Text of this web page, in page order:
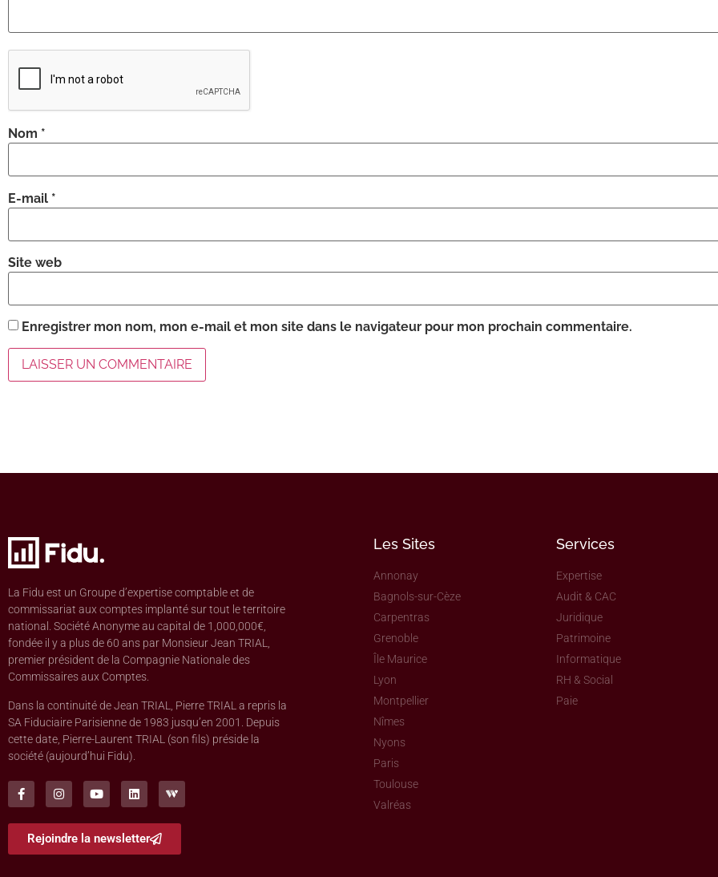
Nom *
E-mail *
Site web
Enregistrer mon nom, mon e-mail et mon site dans le navigateur pour mon prochain commentaire.
La Fidu est un Groupe d’expertise comptable et de
commissariat aux comptes implanté sur tout le territoire
national. Société Anonyme au capital de 1,000,000€,
fondée il y a plus de 60 ans par Monsieur Jean TRIAL,
premier président de la Compagnie Nationale des
Commissaires aux Comptes.
Dans la continuité de Jean TRIAL, Pierre TRIAL a repris la
SA Fiduciaire Parisienne de 1983 jusqu’en 2001. Depuis
cette date, Pierre-Laurent TRIAL (son fils) préside la
société (aujourd’hui Fidu).
Rejoindre la newsletter
Les Sites
Annonay
Bagnols-sur-Cèze
Carpentras
Grenoble
Île Maurice
Lyon
Montpellier
Nîmes
Nyons
Paris
Toulouse
Valréas
Services
Expertise
Audit & CAC
Juridique
Patrimoine
Informatique
RH & Social
Paie